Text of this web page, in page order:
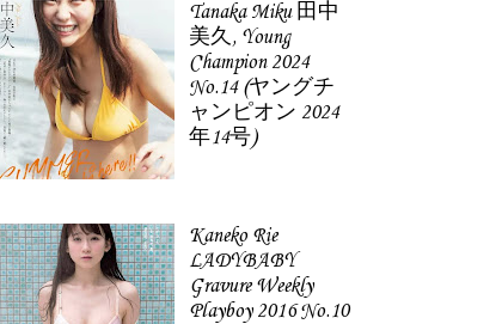
Tanaka Miku 田中
美久, Young
Champion 2024
No.14 (ヤングチ
ャンピオン 2024
年14号)
Kaneko Rie
LADYBABY
Gravure Weekly
Playboy 2016 No.10